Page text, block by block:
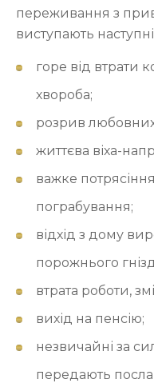
переживання з
виступають
горе від втрати
хвороба;
розрив
життєва віха-
важке
пограбування;
відхід з дому
порожнього
втрата роботи,
вихід на пенсію;
незвичайні за
передають